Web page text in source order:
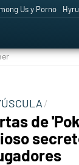
Us y Porno
de